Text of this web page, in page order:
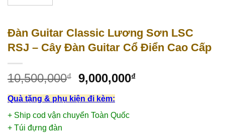
Đàn Guitar Classic Lương Sơn LSC
RSJ – Cây Đàn Guitar Cổ Điển Cao Cấp
10,500,000₫ 9,000,000₫
Quà tặng & phụ kiện đi kèm:
+ Ship cod vận chuyển Toàn Quốc
+ Túi đựng đàn